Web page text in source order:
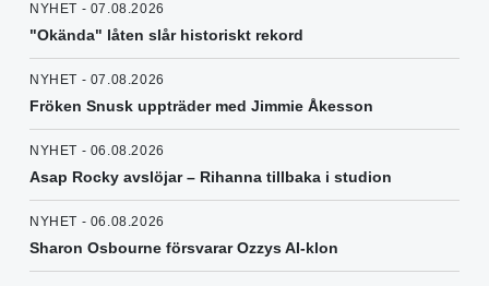
NYHET - 07.08.2026
"Okända" låten slår historiskt rekord
NYHET - 07.08.2026
Fröken Snusk uppträder med Jimmie Åkesson
NYHET - 06.08.2026
Asap Rocky avslöjar – Rihanna tillbaka i studion
NYHET - 06.08.2026
Sharon Osbourne försvarar Ozzys AI-klon